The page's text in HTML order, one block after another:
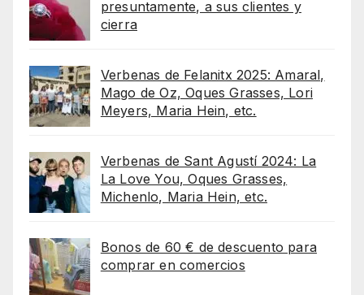
presuntamente, a sus clientes y
cierra
Verbenas de Felanitx 2025: Amaral,
Mago de Oz, Oques Grasses, Lori
Meyers, Maria Hein, etc.
Verbenas de Sant Agustí 2024: La
La Love You, Oques Grasses,
Michenlo, Maria Hein, etc.
Bonos de 60 € de descuento para
comprar en comercios